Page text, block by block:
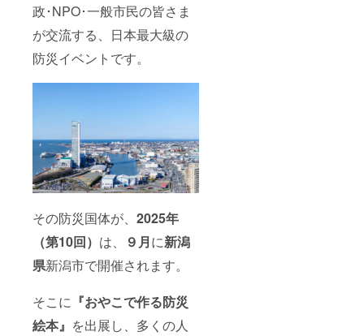
政･NPO･一般市民の皆さま
が交流する、日本最大級の
防災イベントです。
その防災国体が、 2025年
（第10回） は、 ９月に新潟
県新潟市で開催されます。
そこに 『おやこで作る防災
絵本』 を出展し、多くの人